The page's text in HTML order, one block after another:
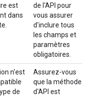
est
dans
de l'API pour
vous assurer
d'inclure tous
les champs et
paramètres
obligatoires.
n'est
de
Assurez-vous
que la méthode
d'API est